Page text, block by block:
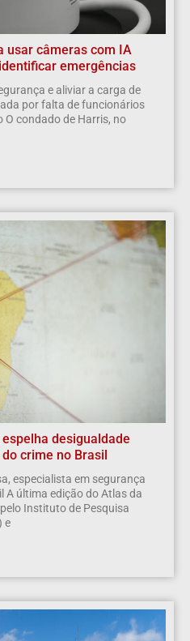
usar câmeras com IA
emergências
e aliviar a carga de
por falta de funcionários
condado de Harris, no
desigualdade
crime no Brasil
especialista em segurança
A última edição do Atlas da
Instituto de Pesquisa
e